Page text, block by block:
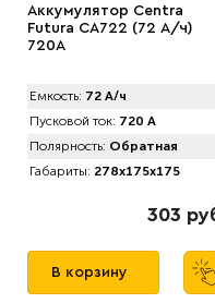
Аккумулятор Centra
Futura CA722 (72 А/ч)
720A
Емкость: 72 А/ч
Пусковой ток: 720 А
Полярность: Обратная
Габариты: 278x175x175
303
В корзину